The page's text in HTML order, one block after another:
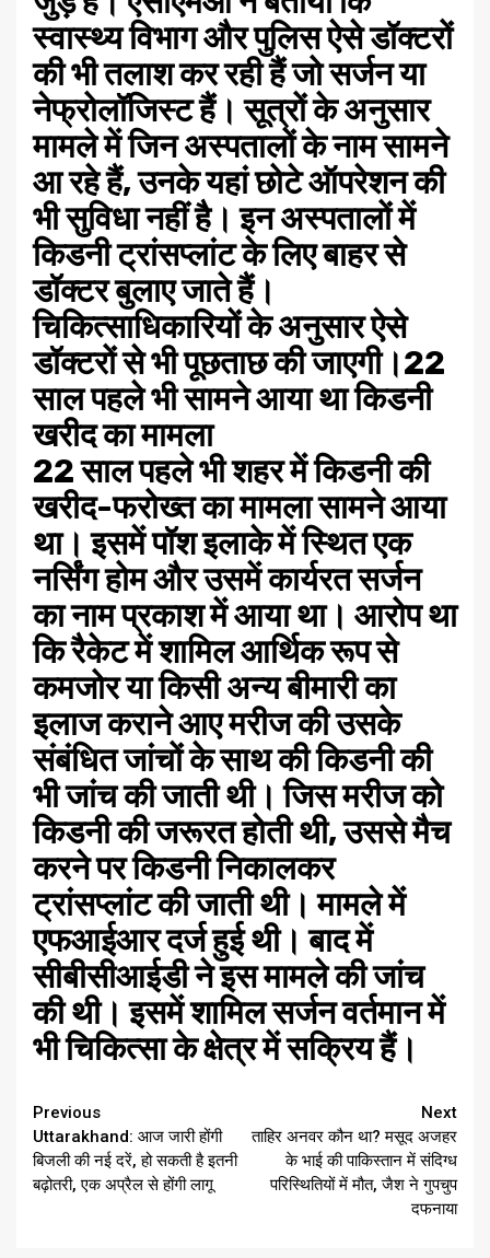
स्वास्थ्य विभाग और पुलिस ऐसे डॉक्टरों
की भी तलाश कर रही हैं जो सर्जन या
नेफ्रोलॉजिस्ट हैं। सूत्रों के अनुसार
मामले में जिन अस्पतालों के नाम सामने
आ रहे हैं, उनके यहां छोटे ऑपरेशन की
भी सुविधा नहीं है। इन अस्पतालों में
किडनी ट्रांसप्लांट के लिए बाहर से
डॉक्टर बुलाए जाते हैं।
चिकित्साधिकारियों के अनुसार ऐसे
डॉक्टरों से भी पूछताछ की जाएगी।22
साल पहले भी सामने आया था किडनी
खरीद का मामला
22 साल पहले भी शहर में किडनी की
खरीद-फरोख्त का मामला सामने आया
था। इसमें पॉश इलाके में स्थित एक
नर्सिंग होम और उसमें कार्यरत सर्जन
का नाम प्रकाश में आया था। आरोप था
कि रैकेट में शामिल आर्थिक रूप से
कमजोर या किसी अन्य बीमारी का
इलाज कराने आए मरीज की उसके
संबंधित जांचों के साथ की किडनी की
भी जांच की जाती थी। जिस मरीज को
किडनी की जरूरत होती थी, उससे मैच
करने पर किडनी निकालकर
ट्रांसप्लांट की जाती थी। मामले में
एफआईआर दर्ज हुई थी। बाद में
सीबीसीआईडी ने इस मामले की जांच
की थी। इसमें शामिल सर्जन वर्तमान में
भी चिकित्सा के क्षेत्र में सक्रिय हैं।
Continue
Reading
Previous
Uttarakhand: आज जारी होंगी
बिजली की नई दरें, हो सकती है इतनी
बढ़ोतरी, एक अप्रैल से होंगी लागू
Next
ताहिर अनवर कौन था? मसूद अजहर
के भाई की पाकिस्‍तान में संदिग्ध
परिस्थितियों में मौत, जैश ने गुपचुप
दफनाया